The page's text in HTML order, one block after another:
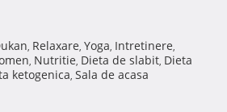
, Relaxare, Yoga, Intretinere,
, Nutritie, Dieta de slabit, Dieta
ketogenica, Sala de acasa